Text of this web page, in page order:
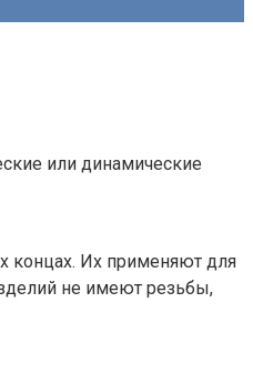
или динамические
концах. Их применяют для
не имеют резьбы,